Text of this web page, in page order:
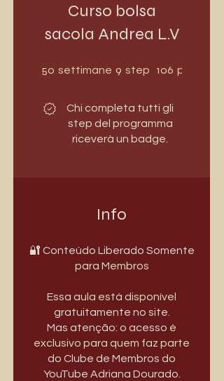
Curso bolsa
sacola Andrea L.V
50 settimane 50 settimane
9 step 9 step
106
Chi completa tutti gli
step del programma
riceverà un badge.
Info
🔐 Conteúdo Liberado Somente
para Membros
Essa aula está disponível
gratuitamente no site.
Mas atenção: o acesso é
exclusivo para quem faz parte
do Clube de Membros do
YouTube Adriana Dourado.